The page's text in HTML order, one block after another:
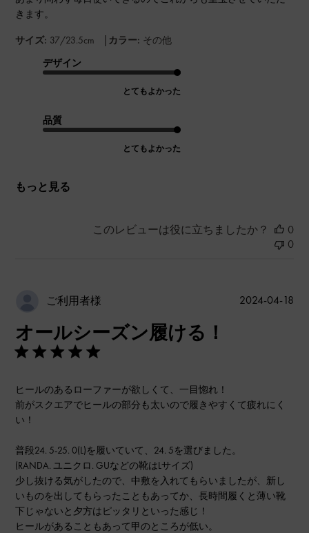
きます。
サイズ: 37/23.5cm | カラー: その他
デザイン
とてもよかった
品質
とてもよかった
もっと見る
このレビューは役に立ちましたか？
0
0
ご利用者様
オールシーズン履ける！
ヒールのあるローファーが欲しくて、一目惚れ！
前がスクエアでヒールの部分も太いので履きやすくて疲れにく
い！
普段24. 5-25. 0(L)を履いていて、24. 5を選びました。
(RANDA. ユニクロ. GUなどの靴はLサイズ)
少し抜ける気がしたので、中敷を入れてもらいましたが、新し
いものを出してもらったこともあってか、長時間履くと薄い靴
下じゃないと夕方はピッタリといった感じ！
ヒールがあることもあって甲のところが低い。
公
2024-04-18